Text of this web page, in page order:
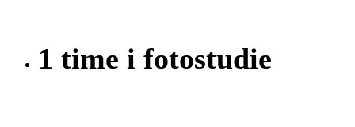
1 time i fotostudie